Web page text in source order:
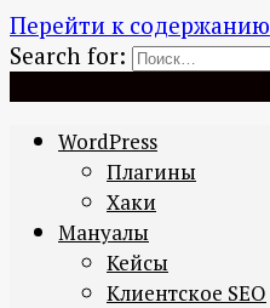
Перейти к содержанию
Search for:
WordPress
Плагины
Хаки
Мануалы
Кейсы
Клиентское SEO